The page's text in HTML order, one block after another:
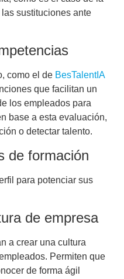
sustituciones ante
como el de BesTalentIA
que facilitan un
los empleados para
base a esta evaluación,
o detectar talento.
de formación
para potenciar sus
de empresa
a crear una cultura
Permiten que
de forma ágil